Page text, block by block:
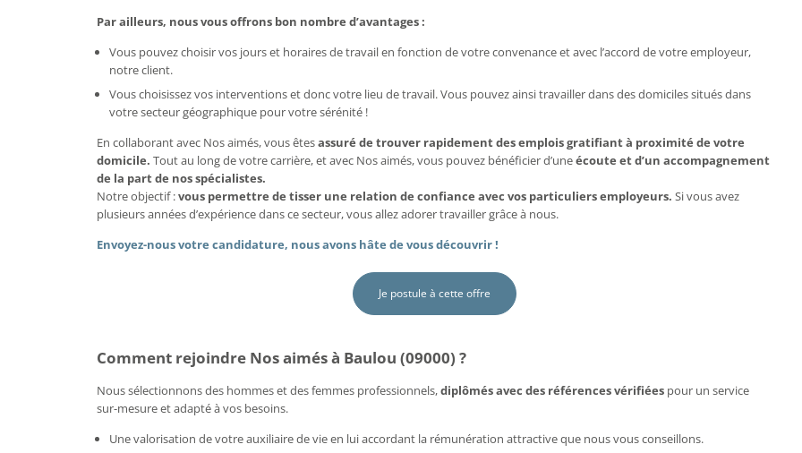
Par ailleurs, nous vous offrons bon nombre d’avantages :
Vous pouvez choisir vos jours et horaires de travail en fonction de votre convenance et avec l’accord de votre employeur,
notre client.
Vous choisissez vos interventions et donc votre lieu de travail. Vous pouvez ainsi travailler dans des domiciles situés dans
votre secteur géographique pour votre sérénité !
En collaborant avec Nos aimés, vous êtesassuré de trouver rapidement des emplois gratifiant à proximité de votre
domicile. Tout au long de votre carrière, et avec Nos aimés, vous pouvez bénéficier d’uneécoute et d’un accompagnement
de la part de nos spécialistes.
Notre objectif :vous permettre de tisser une relation de confiance avec vos particuliers employeurs. Si vous avez
plusieurs années d’expérience dans ce secteur, vous allez adorer travailler grâce à nous.
Envoyez-nous votre candidature, nous avons hâte de vous découvrir !
Je postule à cette offre
Comment rejoindre Nos aimés à Baulou (09000) ?
Nous sélectionnons des hommes et des femmes professionnels,diplômés avec des références vérifiées pour un service
sur-mesure et adapté à vos besoins.
Une valorisation de votre auxiliaire de vie en lui accordant la rémunération attractive que nous vous conseillons.